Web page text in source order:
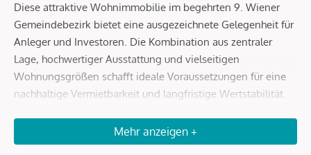
Diese attraktive Wohnimmobilie im begehrten 9. Wiener
Gemeindebezirk bietet eine ausgezeichnete Gelegenheit für
Anleger und Investoren. Die Kombination aus zentraler
Lage, hochwertiger Ausstattung und vielseitigen
Wohnungsgrößen schafft ideale Voraussetzungen für eine
nachhaltige Vermietbarkeit und langfristige Wertstabilität.
Das moderne Wohnprojekt umfasst insgesamt 151
freifinanzierte Wohnungen mit Wohnflächen von ca. 32 bis
Mehr anzeigen +